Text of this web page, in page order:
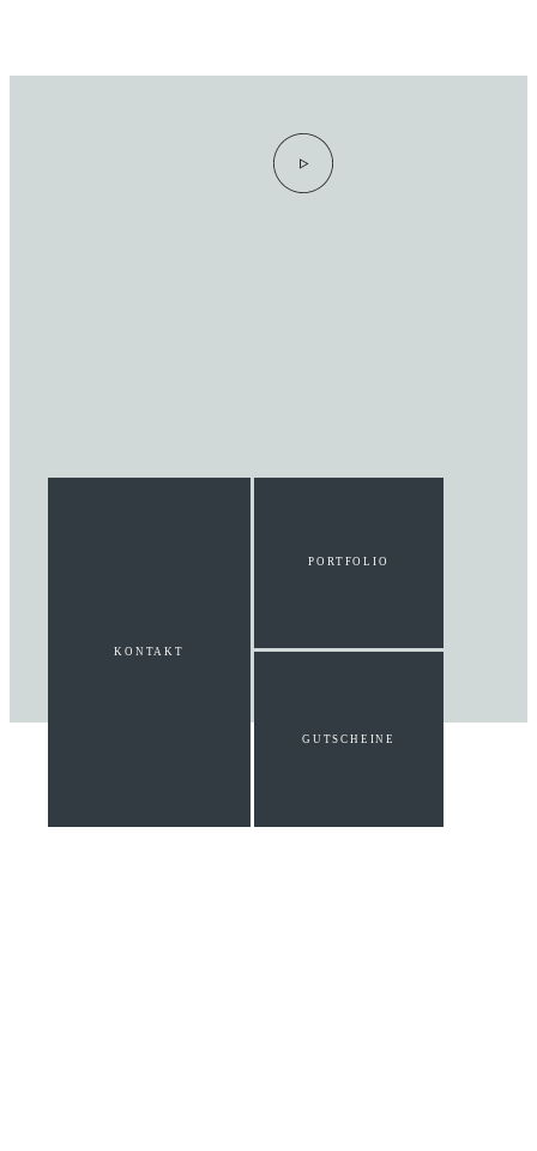
PORTFOLIO
KONTAKT
GUTSCHEINE